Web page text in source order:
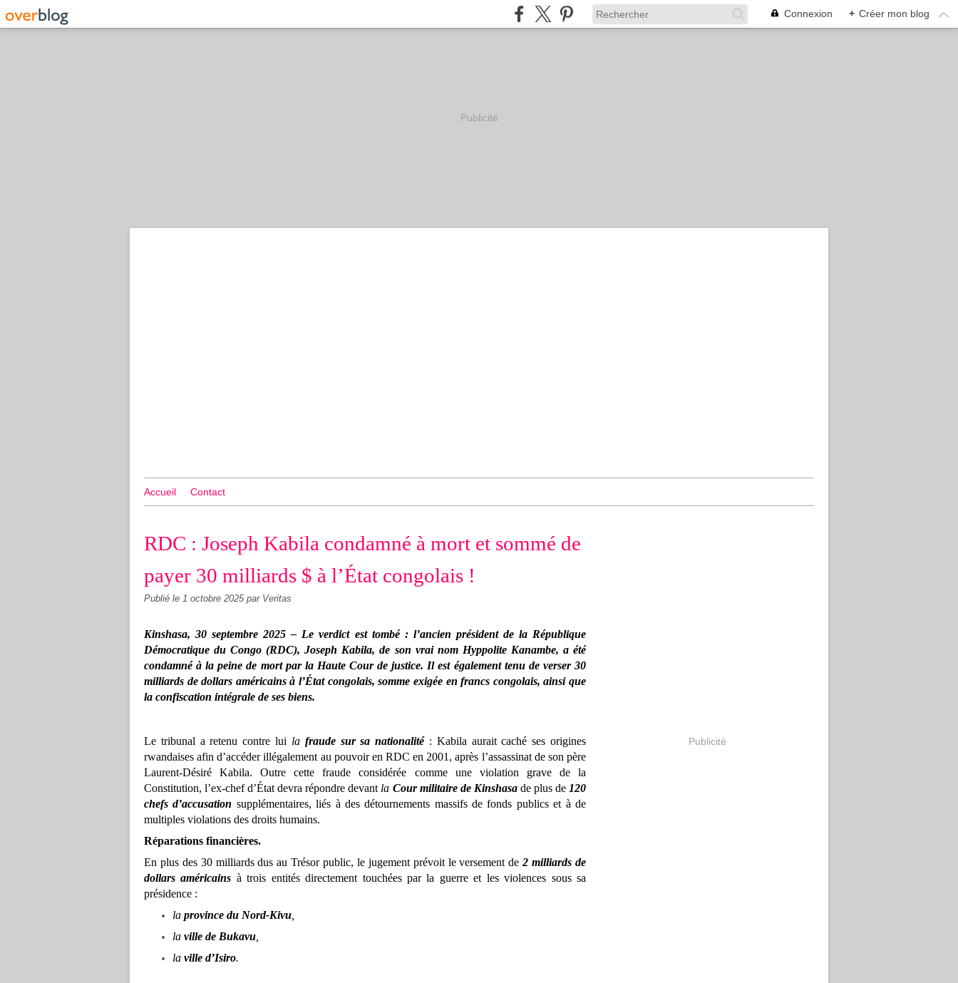
Connexion + Créer mon blog
Publicité
Accueil Contact
RDC : Joseph Kabila condamné à mort et sommé de
payer 30 milliards $ à l’État congolais !
Publié le 1 octobre 2025 par Veritas
Kinshasa, 30 septembre 2025 – Le verdict est tombé : l’ancien président de la République
Démocratique du Congo (RDC), Joseph Kabila, de son vrai nom Hyppolite Kanambe, a été
condamné à la peine de mort par la Haute Cour de justice. Il est également tenu de verser 30
milliards de dollars américains à l’État congolais, somme exigée en francs congolais, ainsi que
la confiscation intégrale de ses biens.
Le tribunal a retenu contre lui la fraude sur sa nationalité: Kabila aurait caché ses origines
rwandaises afin d’accéder illégalement au pouvoir en RDC en 2001, après l’assassinat de son père
Laurent-Désiré Kabila. Outre cette fraude considérée comme une violation grave de la
Constitution, l’ex-chef d’État devra répondre devant la Cour militaire de Kinshasade plus de 120
chefs d’accusation supplémentaires, liés à des détournements massifs de fonds publics et à de
multiples violations des droits humains.
Réparations financières.
En plus des 30 milliards dus au Trésor public, le jugement prévoit le versement de2 milliards de
dollars américains à trois entités directement touchées par la guerre et les violences sous sa
présidence :
la province du Nord-Kivu
la ville de Bukavu
la ville d’Isiro.
Publicité